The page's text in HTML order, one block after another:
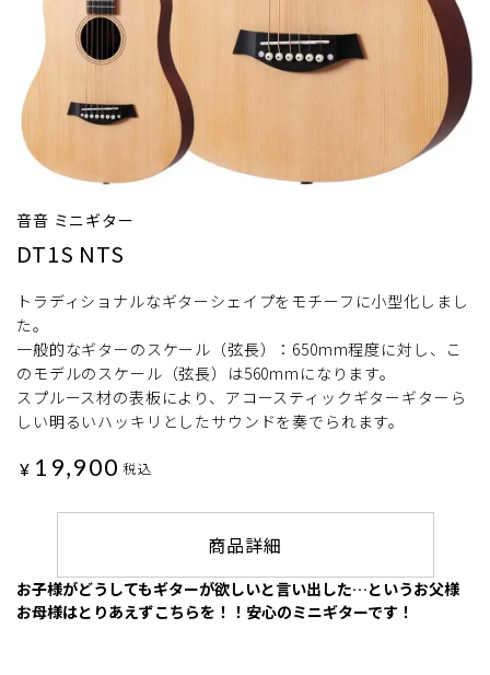
音音 ミニギター
DT1S NTS
トラディショナルなギターシェイプをモチーフに小型化しまし
た。
一般的なギターのスケール（弦長）：650mm程度に対し、こ
のモデルのスケール（弦長）は560mmになります。
スプルース材の表板により、アコースティックギターギターら
しい明るいハッキリとしたサウンドを奏でられます。
¥ 19,900 税込
商品詳細
お子様がどうしてもギターが欲しいと言い出した…というお父様
お母様はとりあえずこちらを！！安心のミニギターです！